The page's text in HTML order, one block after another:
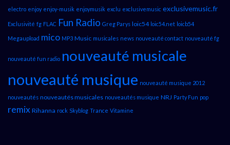
electro enjoy enjoy-musik enjoymusik exclu exclusivemusic exclusivemusic.fr
Exclusivité fg FLAC Fun Radio Greg Parys loic54 loic54.net loicb54
Megaupload mico MP3 Music musicales news nouveauté contact nouveauté fg
nouveauté fun radio nouveauté musicale
nouveauté musique nouveauté musique 2012
nouveautés nouveautés musicales nouveautés musique NRJ Party Fun pop
remix Rihanna rock Skyblog Trance Vitamine